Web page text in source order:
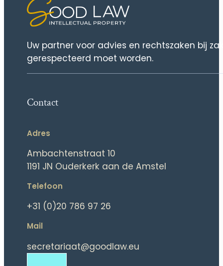
Uw partner voor advies en rechtszaken bij
gerespecteerd moet worden.
Contact
Adres
Ambachtenstraat 10
1191 JN Ouderkerk aan de Amstel
Telefoon
+31 (0)20 786 97 26
Mail
secretariaat@goodlaw.eu